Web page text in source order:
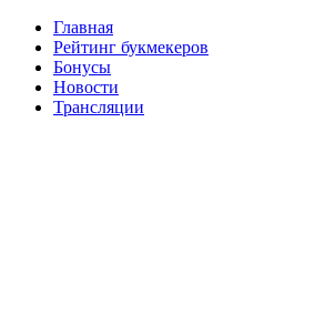
Главная
Рейтинг букмекеров
Бонусы
Новости
Трансляции